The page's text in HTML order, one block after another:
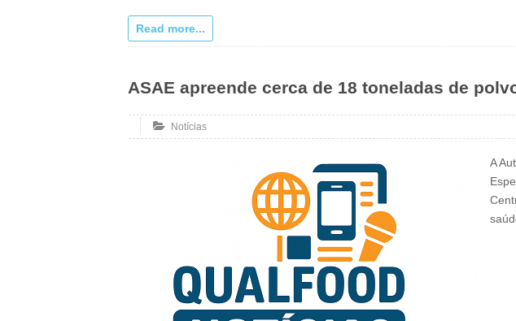
Read more...
ASAE apreende cerca de 18 toneladas de
Notícias
A